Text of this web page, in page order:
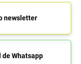
newsletter
de Whatsapp